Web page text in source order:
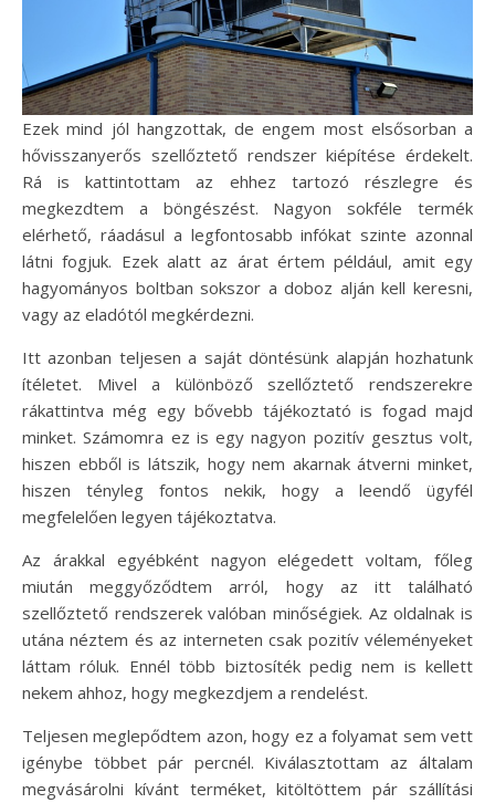
Ezek mind jól hangzottak, de engem most elsősorban a
hővisszanyerős szellőztető rendszer kiépítése érdekelt.
Rá is kattintottam az ehhez tartozó részlegre és
megkezdtem a böngészést. Nagyon sokféle termék
elérhető, ráadásul a legfontosabb infókat szinte azonnal
látni fogjuk. Ezek alatt az árat értem például, amit egy
hagyományos boltban sokszor a doboz alján kell keresni,
vagy az eladótól megkérdezni.
Itt azonban teljesen a saját döntésünk alapján hozhatunk
ítéletet. Mivel a különböző szellőztető rendszerekre
rákattintva még egy bővebb tájékoztató is fogad majd
minket. Számomra ez is egy nagyon pozitív gesztus volt,
hiszen ebből is látszik, hogy nem akarnak átverni minket,
hiszen tényleg fontos nekik, hogy a leendő ügyfél
megfelelően legyen tájékoztatva.
Az árakkal egyébként nagyon elégedett voltam, főleg
miután meggyőződtem arról, hogy az itt található
szellőztető rendszerek valóban minőségiek. Az oldalnak is
utána néztem és az interneten csak pozitív véleményeket
láttam róluk. Ennél több biztosíték pedig nem is kellett
nekem ahhoz, hogy megkezdjem a rendelést.
Teljesen meglepődtem azon, hogy ez a folyamat sem vett
igénybe többet pár percnél. Kiválasztottam az általam
megvásárolni kívánt terméket, kitöltöttem pár szállítási